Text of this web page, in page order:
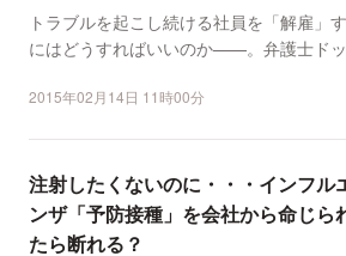
トラブルを起こし続ける社員を「解雇」
にはどうすればいいのか——。弁護士ド
2015年02月14日 11時00分
注射したくないのに・・・インフル
ンザ「予防接種」を会社から命じら
たら断れる？